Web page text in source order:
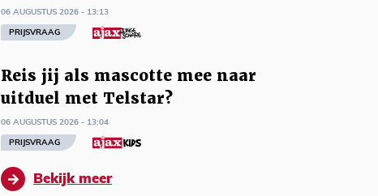
06 AUGUSTUS 2026 - 13:13
PRIJSVRAAG
Reis jij als mascotte mee naar
uitduel met Telstar?
06 AUGUSTUS 2026 - 13:04
PRIJSVRAAG
Bekijk meer